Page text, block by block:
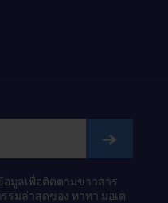
มูลเพื่อติดตามข่าวสาร
รมล่าสุดของ ทาทา มอเต